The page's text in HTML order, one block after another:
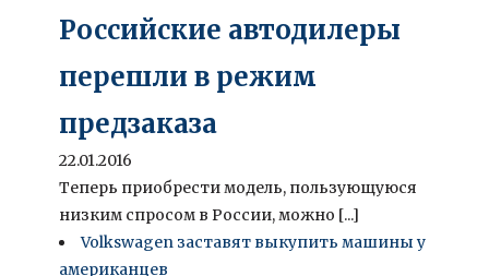
Российские автодилеры
перешли в режим
предзаказа
22.01.2016
Теперь приобрести модель, пользующуюся
низким спросом в России, можно [...]
Volkswagen заставят выкупить машины у
американцев